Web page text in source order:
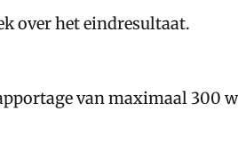
over het eindresultaat.
van maximaal 300